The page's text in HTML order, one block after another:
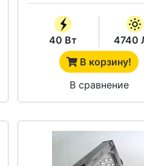
40 Вт
4740
В корзину!
В сравнение